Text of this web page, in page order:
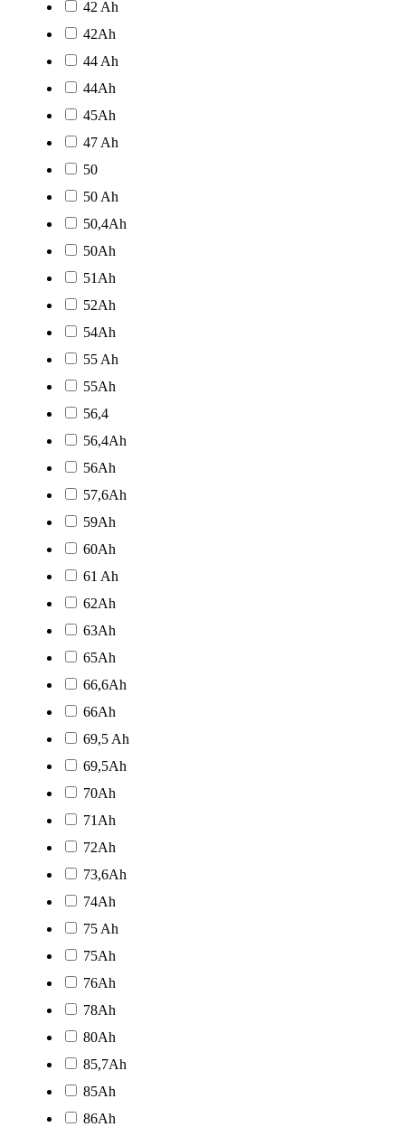
42 Ah
42Ah
44 Ah
44Ah
45Ah
47 Ah
50
50 Ah
50,4Ah
50Ah
51Ah
52Ah
54Ah
55 Ah
55Ah
56,4
56,4Ah
56Ah
57,6Ah
59Ah
60Ah
61 Ah
62Ah
63Ah
65Ah
66,6Ah
66Ah
69,5 Ah
69,5Ah
70Ah
71Ah
72Ah
73,6Ah
74Ah
75 Ah
75Ah
76Ah
78Ah
80Ah
85,7Ah
85Ah
86Ah